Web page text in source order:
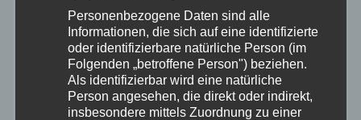
Westerwald
Personenbezogene Daten sind alle
Informationen, die sich auf eine identifizierte
oder identifizierbare natürliche Person (im
Folgenden „betroffene Person") beziehen.
Als identifizierbar wird eine natürliche
Person angesehen, die direkt oder indirekt,
insbesondere mittels Zuordnung zu einer